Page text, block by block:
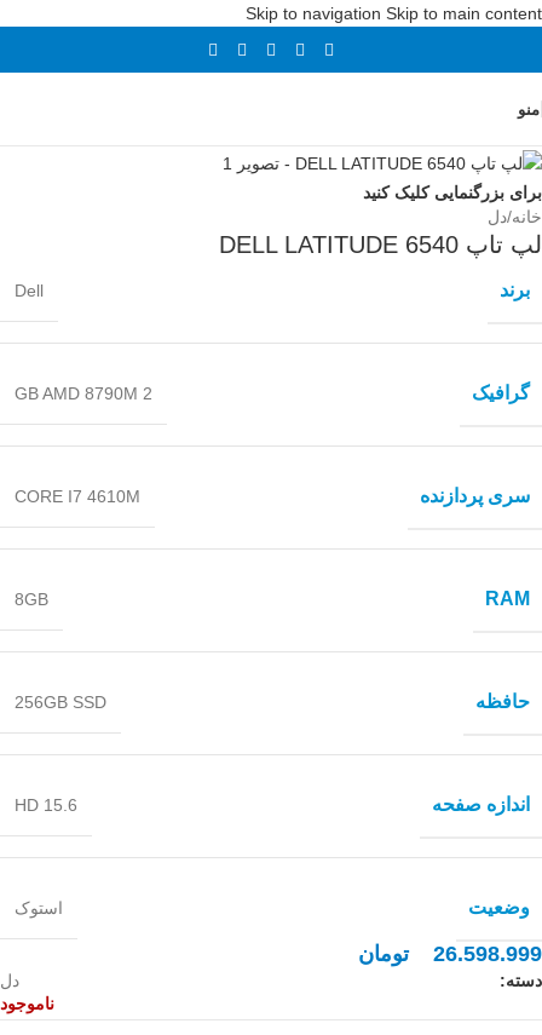
Skip to navigation Skip to main content
منو
برای بزرگنمایی کلیک کنید
خانه/دل
لپ تاپ DELL LATITUDE 6540
برند Dell
گرافیک 2 GB AMD 8790M
سری پردازنده CORE I7 4610M
RAM
8GB
حافظه 256GB SSD
اندازه صفحه 15.6 HD
وضعیت استوک
26.598.999 تومان
دسته:
دل
ناموجود